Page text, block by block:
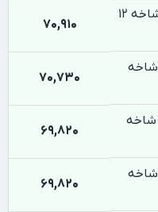
میلگرد آجدار آناهیتا گیلان 10 A2 شاخه 12
70,910
میلگرد آجدار آناهیتا گیلان 12 A3 شاخه
70,730
میلگرد آجدار آناهیتا گیلان 14 A3 شاخه
69,820
میلگرد آجدار آناهیتا گیلان 16 A3 شاخه
69,820